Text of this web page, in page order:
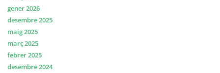
gener 2026
desembre 2025
maig 2025
març 2025
febrer 2025
desembre 2024